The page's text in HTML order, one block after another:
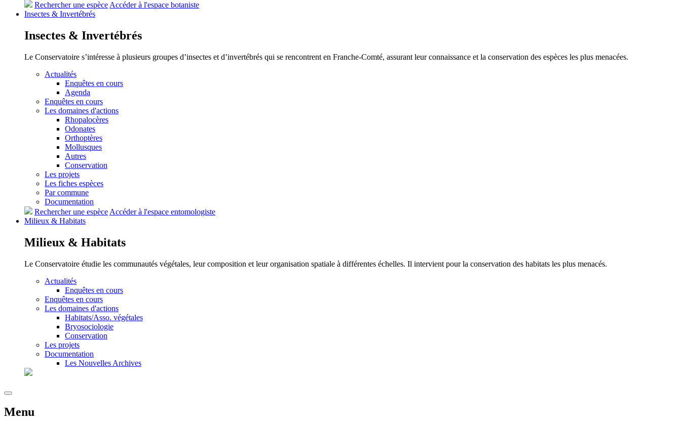
Rechercher une espèceAccéder à l'espace botaniste
Insectes & Invertébrés
Insectes & Invertébrés
Le Conservatoire s’intéresse à plusieurs groupes d’insectes et d’invertébrés qui se rencontrent en Franche-Comté, assurant leur connaissance et la conservation des espèces les plus menacées.
Actualités
Enquêtes en cours
Agenda
Enquêtes en cours
Les domaines d'actions
Rhopalocères
Odonates
Orthoptères
Mollusques
Autres
Conservation
Les projets
Les fiches espèces
Par commune
Documentation
Rechercher une espèce Accéder à l'espace entomologiste
Milieux & Habitats
Milieux & Habitats
Le Conservatoire étudie les communautés végétales, leur composition et leur organisation spatiale à différentes échelles. Il intervient pour la conservation des habitats les plus menacés.
Actualités
Enquêtes en cours
Enquêtes en cours
Les domaines d'actions
Habitats/Asso. végétales
Bryosociologie
Conservation
Les projets
Documentation
Les Nouvelles Archives
Menu